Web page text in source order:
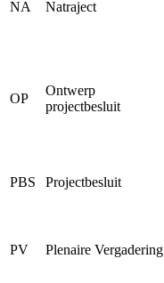
NA Natraject
OP
Ontwerp
projectbesluit
PBS Projectbesluit
PV Plenaire Vergadering